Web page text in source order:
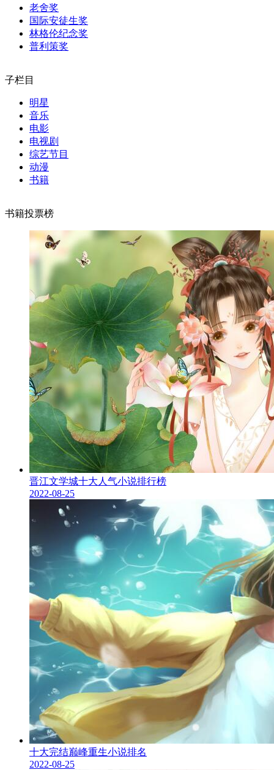
老舍奖
国际安徒生奖
林格伦纪念奖
普利策奖
子栏目
明星
音乐
电影
电视剧
综艺节目
动漫
书籍
书籍投票榜
晋江文学城十大人气小说排行榜
2022-08-25
十大完结巅峰重生小说排名
2022-08-25